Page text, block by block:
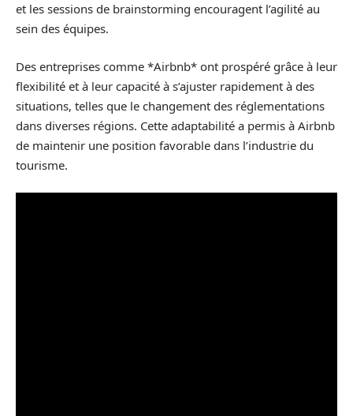
et les sessions de brainstorming encouragent l’agilité au
sein des équipes.
Des entreprises comme *Airbnb* ont prospéré grâce à leur
flexibilité et à leur capacité à s’ajuster rapidement à des
situations, telles que le changement des réglementations
dans diverses régions. Cette adaptabilité a permis à Airbnb
de maintenir une position favorable dans l’industrie du
tourisme.